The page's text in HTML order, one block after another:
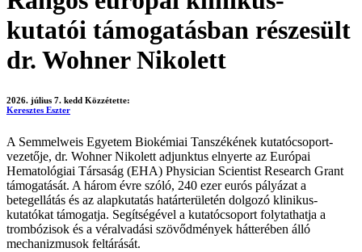
kutatói támogatásban részesült
dr. Wohner Nikolett
2026. július 7. kedd Közzétette:
Keresztes Eszter
A Semmelweis Egyetem Biokémiai Tanszékének kutatócsoport-
vezetője, dr. Wohner Nikolett adjunktus elnyerte az Európai
Hematológiai Társaság (EHA) Physician Scientist Research Grant
támogatását. A három évre szóló, 240 ezer eurós pályázat a
betegellátás és az alapkutatás határterületén dolgozó klinikus-
kutatókat támogatja. Segítségével a kutatócsoport folytathatja a
trombózisok és a véralvadási szövődmények hátterében álló
mechanizmusok feltárását.